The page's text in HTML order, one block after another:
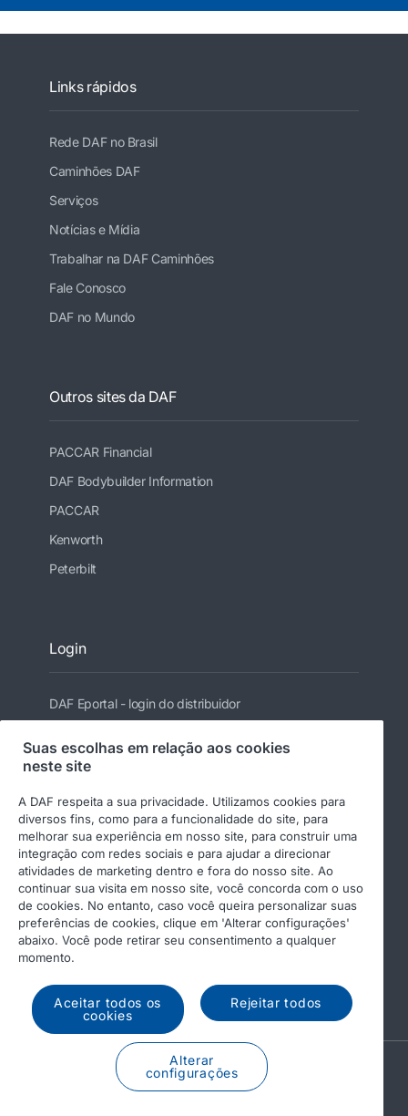
Links rápidos
Rede DAF no Brasil
Caminhões DAF
Serviços
Notícias e Mídia
Trabalhar na DAF Caminhões
Fale Conosco
DAF no Mundo
Outros sites da DAF
PACCAR Financial
DAF Bodybuilder Information
PACCAR
Kenworth
Peterbilt
Login
DAF Eportal - login do distribuidor
© 2026 DAF
Aviso Legal
Políticas de Qualidade, Meio Ambiente e
Segurança
Política de Privacidade
Política de Cookies
A PACCAR COMPANY
DRIVEN BY QUALITY
Suas escolhas em relação aos cookies
neste site
A DAF respeita a sua privacidade. Utilizamos cookies para
diversos fins, como para a funcionalidade do site, para
melhorar sua experiência em nosso site, para construir uma
integração com redes sociais e para ajudar a direcionar
atividades de marketing dentro e fora do nosso site. Ao
continuar sua visita em nosso site, você concorda com o uso
de cookies. No entanto, caso você queira personalizar suas
preferências de cookies, clique em 'Alterar configurações'
abaixo. Você pode retirar seu consentimento a qualquer
momento.
Aceitar todos os
cookies
Rejeitar todos
Alterar
configurações